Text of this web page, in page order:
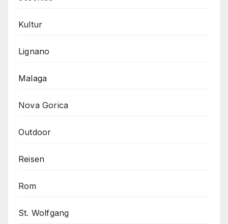
Kultur
Lignano
Malaga
Nova Gorica
Outdoor
Reisen
Rom
St. Wolfgang